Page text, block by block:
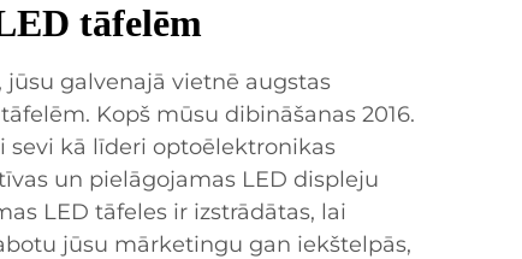
tāfelēm
jūsu galvenajā vietnē augstas
Kopš mūsu dibināšanas 2016.
sevi kā līderi optoēlektronikas
un pielāgojamas LED displeju
LED tāfeles ir izstrādātas, lai
jūsu mārketingu gan iekštelpās,